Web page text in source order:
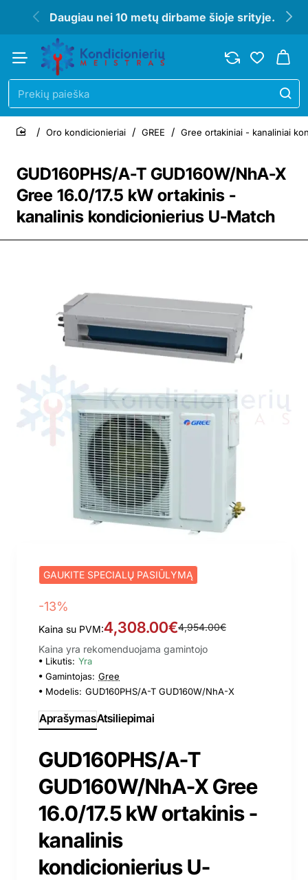
Daugiau nei 10 metų dirbame šioje srityje.
Prekių
paieška
GUD160PHS/A-T GUD160W/NhA-X
Gree 16.0/17.5 kW ortakinis -
kanalinis kondicionierius U-Match
home
Oro kondicionieriai GREE Gree ortakiniai - kanaliniai
GAUKITE SPECIALŲ PASIŪLYMĄ
-13%
Kaina su PVM:4,308.00€4,954.00€
Kaina yra rekomenduojama gamintojo
Likutis: Yra
Gamintojas: Gree
Modelis: GUD160PHS/A-T GUD160W/NhA-X
AprašymasAtsiliepimai
GUD160PHS/A-T
GUD160W/NhA-X Gree
16.0/17.5 kW ortakinis -
kanalinis
kondicionierius U-